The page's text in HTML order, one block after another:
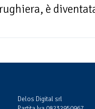
è
Delos Digital srl